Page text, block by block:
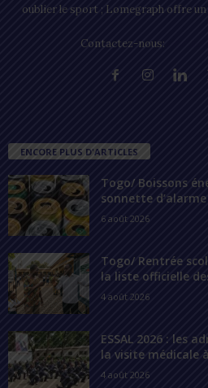
oublier le sport ; Lomegraph offre
Contactez-nous:
ENCORE PLUS D'ARTICLES
Togo/ Boissons
sonnette d’alarme
6 août 2026
Togo/ Rentrée
la liste officielle
4 août 2026
ESSAL 2026 : les
la visite médicale
4 août 2026